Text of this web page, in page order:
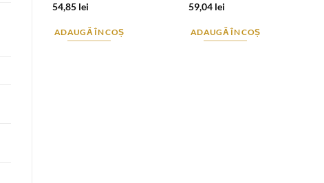
54,85 lei
ADAUGĂ ÎN COȘ
59,04 lei
ADAUGĂ ÎN COȘ